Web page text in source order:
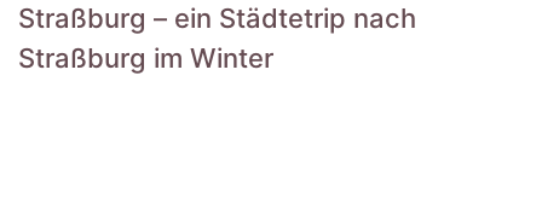
Straßburg – ein Städtetrip nach
Straßburg im Winter